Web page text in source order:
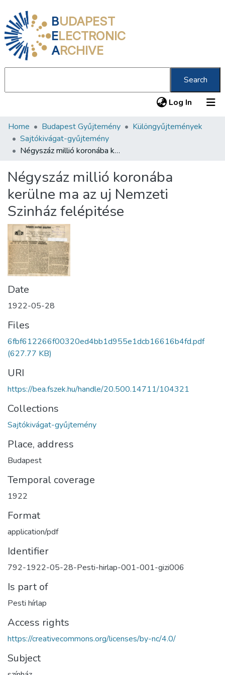
BUDAPEST
ELECTRONIC
ARCHIVE
Search
Log In (current)
Communities & Collections
All of DSpace
About us
Home Budapest Gyűjtemény
Különgyűjtemények
Sajtókivágat-gyűjtemény
Négyszáz millió koronába kerülne ma az uj Nemzeti Szinház felépitése
Négyszáz millió koronába
kerülne ma az uj Nemzeti
Szinház felépitése
Date
1922-05-28
Files
6fbf612266f00320ed4bb1d955e1dcb16616b4fd.pdf
(627.77 KB)
URI
https://bea.fszek.hu/handle/20.500.14711/104321
Collections
Sajtókivágat-gyűjtemény
Place, address
Budapest
Temporal coverage
1922
Format
application/pdf
Identifier
792-1922-05-28-Pesti-hirlap-001-001-gizi006
Is part of
Pesti hírlap
Access rights
https://creativecommons.org/licenses/by-nc/4.0/
Subject